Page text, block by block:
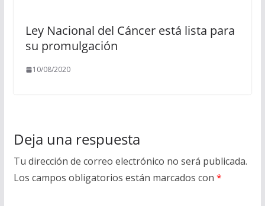
Ley Nacional del Cáncer está lista para
su promulgación
10/08/2020
Deja una respuesta
Tu dirección de correo electrónico no será publicada.
Los campos obligatorios están marcados con *